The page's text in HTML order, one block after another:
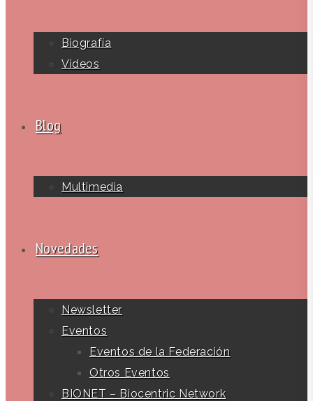
Biografía
Videos
Blog
Multimedia
Novedades
Newsletter
Eventos
Eventos de la Federación
Otros Eventos
BIONET – Biocentric Network